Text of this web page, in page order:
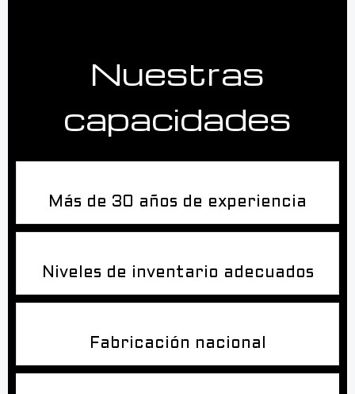
Nuestras
capacidades
Más de 30 años de experiencia
Niveles de inventario adecuados
Fabricación nacional